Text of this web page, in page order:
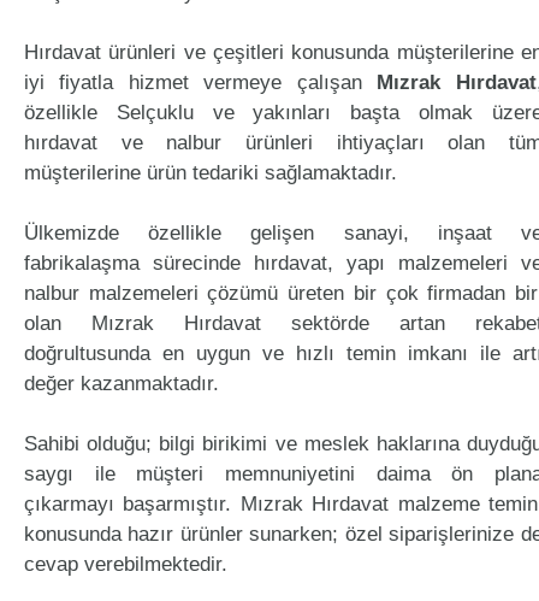
Hırdavat ürünleri ve çeşitleri konusunda müşterilerine
iyi fiyatla hizmet vermeye çalışan Mızrak Hırdavat
özellikle Selçuklu ve yakınları başta olmak
hırdavat ve nalbur ürünleri ihtiyaçları olan
müşterilerine ürün tedariki sağlamaktadır.
Ülkemizde özellikle gelişen sanayi, inşaat
fabrikalaşma sürecinde hırdavat, yapı malzemeleri
nalbur malzemeleri çözümü üreten bir çok firmadan
olan Mızrak Hırdavat sektörde artan
doğrultusunda en uygun ve hızlı temin imkanı ile
değer kazanmaktadır.
Sahibi olduğu; bilgi birikimi ve meslek haklarına
saygı ile müşteri memnuniyetini daima ön
çıkarmayı başarmıştır. Mızrak Hırdavat malzeme
konusunda hazır ürünler sunarken; özel siparişlerinize
cevap verebilmektedir.